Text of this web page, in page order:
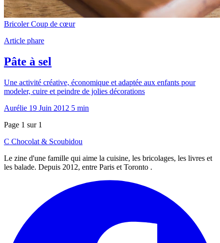
Bricoler Coup de cœur
Article phare
Pâte à sel
Une activité créative, économique et adaptée aux enfants pour
modeler, cuire et peindre de jolies décorations
Aurélie 19 Juin 2012 5 min
Page 1 sur 1
C Chocolat & Scoubidou
Le zine d'une famille qui aime la cuisine, les bricolages, les livres et
les balade. Depuis 2012, entre Paris et Toronto .